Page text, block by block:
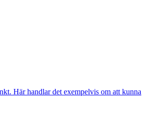
Här handlar det exempelvis om att kunna